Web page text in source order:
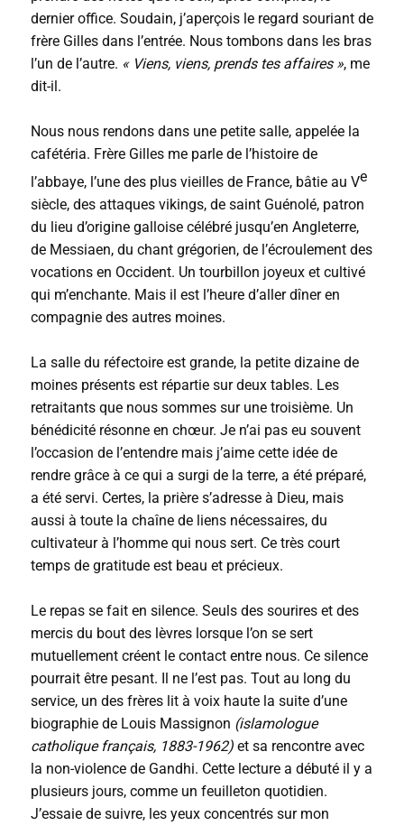
dernier office. Soudain, j’aperçois le regard souriant de
frère Gilles dans l’entrée. Nous tombons dans les bras
l’un de l’autre. « Viens, viens, prends tes affaires », me
dit-il.
Nous nous rendons dans une petite salle, appelée la
cafétéria. Frère Gilles me parle de l’histoire de
l’abbaye, l’une des plus vieilles de France, bâtie au Ve
siècle, des attaques vikings, de saint Guénolé, patron
du lieu d’origine galloise célébré jusqu’en Angleterre,
de Messiaen, du chant grégorien, de l’écroulement des
vocations en Occident. Un tourbillon joyeux et cultivé
qui m’enchante. Mais il est l’heure d’aller dîner en
compagnie des autres moines.
La salle du réfectoire est grande, la petite dizaine de
moines présents est répartie sur deux tables. Les
retraitants que nous sommes sur une troisième. Un
bénédicité résonne en chœur. Je n’ai pas eu souvent
l’occasion de l’entendre mais j’aime cette idée de
rendre grâce à ce qui a surgi de la terre, a été préparé,
a été servi. Certes, la prière s’adresse à Dieu, mais
aussi à toute la chaîne de liens nécessaires, du
cultivateur à l’homme qui nous sert. Ce très court
temps de gratitude est beau et précieux.
Le repas se fait en silence. Seuls des sourires et des
mercis du bout des lèvres lorsque l’on se sert
mutuellement créent le contact entre nous. Ce silence
pourrait être pesant. Il ne l’est pas. Tout au long du
service, un des frères lit à voix haute la suite d’une
biographie de Louis Massignon (islamologue
catholique français, 1883-1962)et sa rencontre avec
la non-violence de Gandhi. Cette lecture a débuté il y a
plusieurs jours, comme un feuilleton quotidien.
J’essaie de suivre, les yeux concentrés sur mon